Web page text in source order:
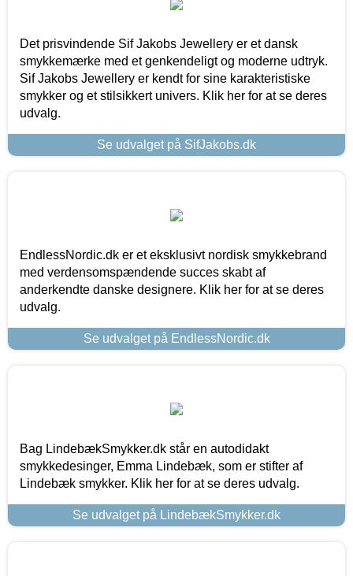
Det prisvindende Sif Jakobs Jewellery er et dansk
smykkemærke med et genkendeligt og moderne udtryk.
Sif Jakobs Jewellery er kendt for sine karakteristiske
smykker og et stilsikkert univers. Klik her for at se deres
udvalg.
Se udvalget på SifJakobs.dk
EndlessNordic.dk er et eksklusivt nordisk smykkebrand
med verdensomspændende succes skabt af
anderkendte danske designere. Klik her for at se deres
udvalg.
Se udvalget på EndlessNordic.dk
Bag LindebækSmykker.dk står en autodidakt
smykkedesinger, Emma Lindebæk, som er stifter af
Lindebæk smykker. Klik her for at se deres udvalg.
Se udvalget på LindebækSmykker.dk